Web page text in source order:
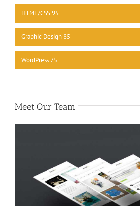
HTML/CSS95
Graphic Design 85
WordPress75
Meet Our Team